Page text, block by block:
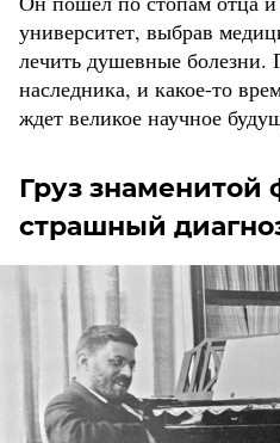
университет, выбрав
лечить душевные болезни.
наследника, и какое-то
ждет великое научное
Груз
страшный